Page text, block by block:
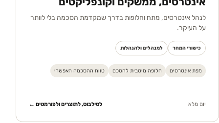
לנהל אינטרסים, מתח וחלופות בדרך שמקדמת הסכמה בלי לוותר
על העיקר.
כישורי המחר למנהלים ולהנהלות
מפת אינטרסים חלופה מיטבית להסכם טווח ההסכמה האפשרי
יום מלא לסילבוס, לתוצרים ולפורמטים ←